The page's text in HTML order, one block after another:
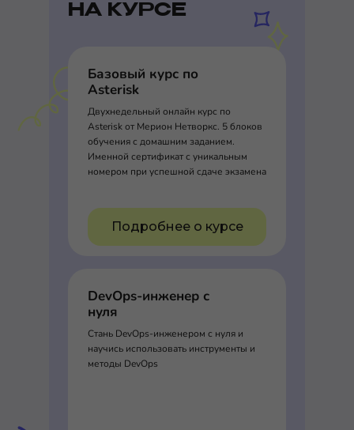
НА КУРСЕ
Базовый курс по
Asterisk
Двухнедельный онлайн курс по
Asterisk от Мерион Нетворкс. 5 блоков
обучения с домашним заданием.
Именной сертификат с уникальным
номером при успешной сдаче экзамена
Подробнее о курсе
DevOps-инженер с
нуля
Стань DevOps-инженером с нуля и
научись использовать инструменты и
методы DevOps